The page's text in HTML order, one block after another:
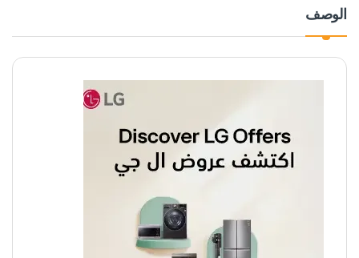
الوصف